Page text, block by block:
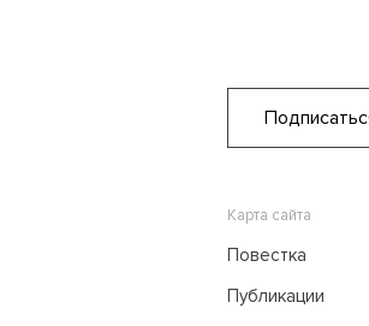
Карта сайта
Повестка
Публикации